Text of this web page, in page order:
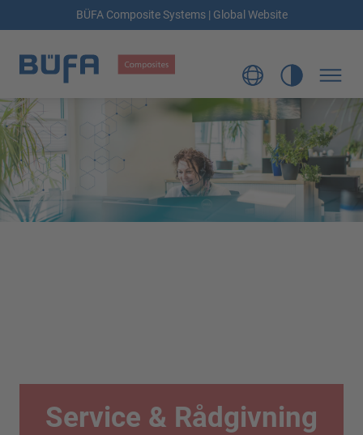
BÜFA Composite Systems | Global Website
Service & Rådgivning